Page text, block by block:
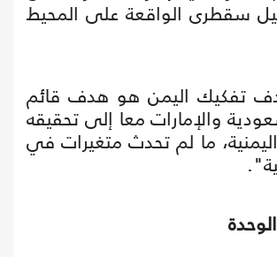
سقطرى الواقعة على المحيط
تفكيك اليمن هو هدف قائم
والإمارات معا إلى تحقيقه
ما لم تحدث متغيرات في